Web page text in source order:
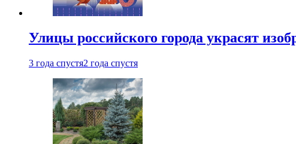
Улицы российского города украсят
3 года спустя2 года спустя